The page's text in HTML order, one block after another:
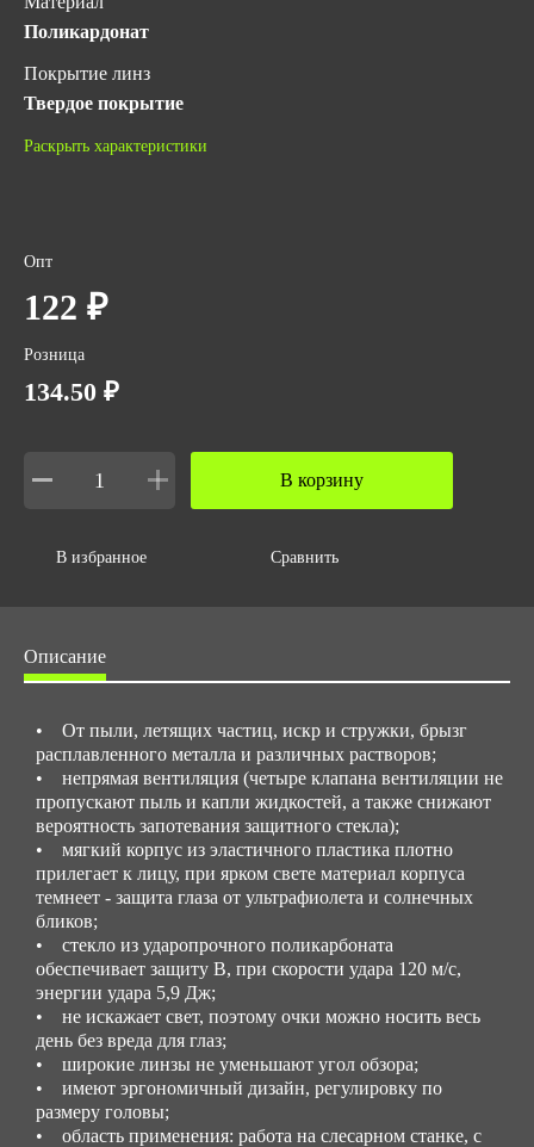
Поликардонат
Покрытие линз
Твердое покрытие
ГОСТ
Цвет линз
Прозрачный
Раскрыть характеристики
Опт
122 ₽
Розница
134.50 ₽
В корзину
В избранное Сравнить
Описание
• От пыли, летящих частиц, искр и стружки, брызг
расплавленного металла и различных растворов;
• непрямая вентиляция (четыре клапана вентиляции не
пропускают пыль и капли жидкостей, а также снижают
вероятность запотевания защитного стекла);
• мягкий корпус из эластичного пластика плотно
прилегает к лицу, при ярком свете материал корпуса
темнеет - защита глаза от ультрафиолета и солнечных
бликов;
• стекло из ударопрочного поликарбоната
обеспечивает защиту B, при скорости удара 120 м/с,
энергии удара 5,9 Дж;
• не искажает свет, поэтому очки можно носить весь
день без вреда для глаз;
• широкие линзы не уменьшают угол обзора;
• имеют эргономичный дизайн, регулировку по
размеру головы;
• область применения: работа на слесарном станке, с